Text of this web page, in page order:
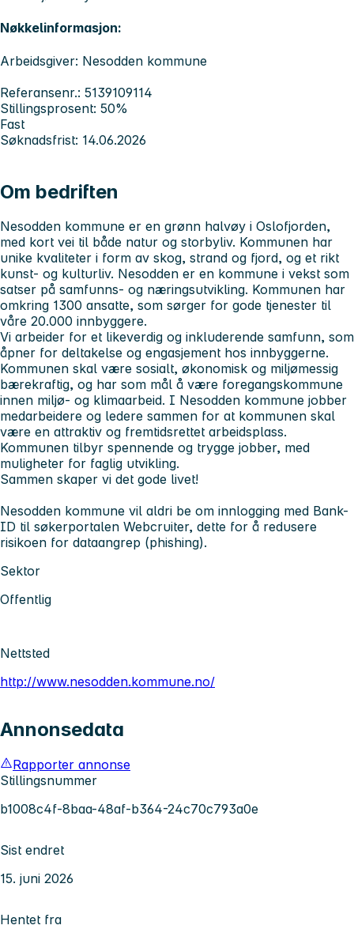
Nøkkelinformasjon:
Arbeidsgiver: Nesodden kommune
Referansenr.: 5139109114
Stillingsprosent: 50%
Fast
Søknadsfrist: 14.06.2026
Om bedriften
Nesodden kommune er en grønn halvøy i Oslofjorden,
med kort vei til både natur og storbyliv. Kommunen har
unike kvaliteter i form av skog, strand og fjord, og et rikt
kunst- og kulturliv. Nesodden er en kommune i vekst som
satser på samfunns- og næringsutvikling. Kommunen har
omkring 1300 ansatte, som sørger for gode tjenester til
våre 20.000 innbyggere.
Vi arbeider for et likeverdig og inkluderende samfunn, som
åpner for deltakelse og engasjement hos innbyggerne.
Kommunen skal være sosialt, økonomisk og miljømessig
bærekraftig, og har som mål å være foregangskommune
innen miljø- og klimaarbeid. I Nesodden kommune jobber
medarbeidere og ledere sammen for at kommunen skal
være en attraktiv og fremtidsrettet arbeidsplass.
Kommunen tilbyr spennende og trygge jobber, med
muligheter for faglig utvikling.
Sammen skaper vi det gode livet!
Nesodden kommune vil aldri be om innlogging med Bank-
ID til søkerportalen Webcruiter, dette for å redusere
risikoen for dataangrep (phishing).
Sektor
Offentlig
Nettsted
http://www.nesodden.kommune.no/
Annonsedata
Rapporter annonse
Stillingsnummer
b1008c4f-8baa-48af-b364-24c70c793a0e
Sist endret
15. juni 2026
Hentet fra